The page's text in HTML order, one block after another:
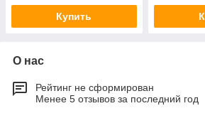
Купить
О нас
Рейтинг не сформирован
Менее 5 отзывов за последний год